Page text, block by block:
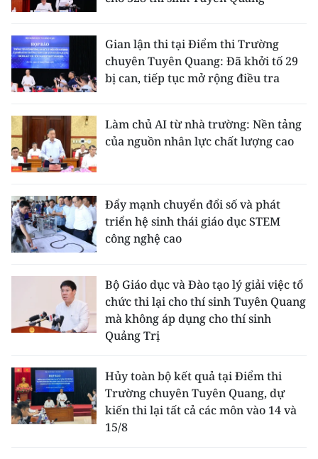
ENGLISH
中文
FRANÇAIS
ESPAÑOL
Gian lận thi tại Điểm thi Trường
chuyên Tuyên Quang: Đã khởi tố 29
bị can, tiếp tục mở rộng điều tra
Làm chủ AI từ nhà trường: Nền tảng
của nguồn nhân lực chất lượng cao
Đẩy mạnh chuyển đổi số và phát
triển hệ sinh thái giáo dục STEM
công nghệ cao
Bộ Giáo dục và Đào tạo lý giải việc tổ
chức thi lại cho thí sinh Tuyên Quang
mà không áp dụng cho thí sinh
Quảng Trị
Hủy toàn bộ kết quả tại Điểm thi
Trường chuyên Tuyên Quang, dự
kiến thi lại tất cả các môn vào 14 và
15/8